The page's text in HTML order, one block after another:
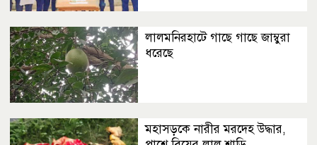
লালমনিরহাটে গাছে গাছে জাম্বুরা
ধরেছে
মহাসড়কে নারীর মরদেহ উদ্ধার,